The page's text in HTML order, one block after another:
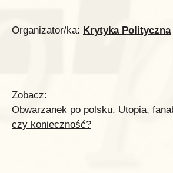
Organizator/ka: Krytyka Polityczna
Zobacz:
Obwarzanek po polsku. Utopia,
czy konieczność?